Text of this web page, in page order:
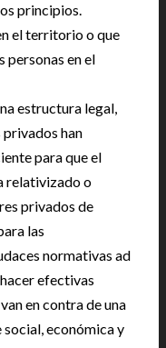
principios.
el territorio o que
personas en el
estructura legal,
han
para que el
relativizado o
privados de
las
normativas ad
efectivas
en contra de una
económica y